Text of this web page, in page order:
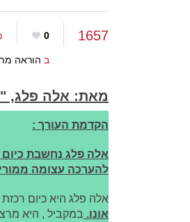
1657
0
ב הוראה
מאת: אלה פלג, "
הקדמת העורך :
אלה פלג נחשבת כיום
להערכה עצומה
אלה פלג היא כיום
אונו. במקביל , היא